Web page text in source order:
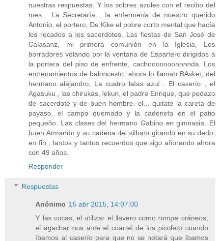
nuestras respuestas. Y los sobres azules con el recibo del
mes . La Secretaría , la enfermería de nuestro querido
Antonio, el portero, De Kike el pobre corto mental que hacía
los recados a los sacerdotes. Las fiestas de San José de
Calasanz, mi primera comunión en la Iglesia, Los
borradores volando por la ventana de Espartero dirigidos a
la portera del piso de enfrente, cachooooooonnnnda. Los
entrenamientos de baloncesto, ahora lo llaman BAsket, del
hermano alejandro, La cuatro latas azul . El caserío , el
Agasuku , las chirukas, lekun, el padre Enrique, que pedazo
de sacerdote y de buen hombre. el... quitate la careta de
payaso. el campo quemado y la cadeneta en el patio
pequeño. Las clases del hermano Gabino en gimnasia. El
buen Armando y su cadena del silbato girando en su dedo.
en fin , tantos y tantos recuerdos que sigo añorando ahora
con 49 años.
Responder
Respuestas
Anónimo 15 abr 2015, 14:07:00
Y las cocas, el utilizar el llavero como rompe cráneos,
el agachar nos ante el cuartel de los picoleto cuando
íbamos al caserío para que no se notará que íbamos